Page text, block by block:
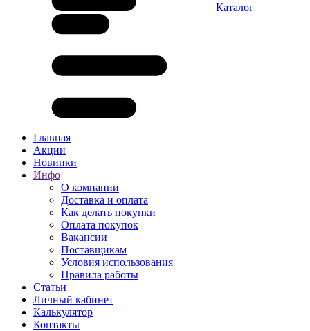
Каталог
Главная
Акции
Новинки
Инфо
О компании
Доставка и оплата
Как делать покупки
Оплата покупок
Вакансии
Поставщикам
Условия использования
Правила работы
Статьи
Личный кабинет
Калькулятор
Контакты